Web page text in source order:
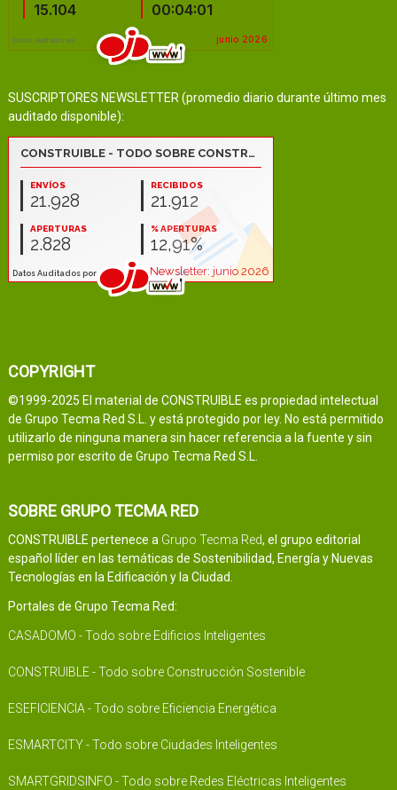
SUSCRIPTORES NEWSLETTER (promedio diario durante último mes
auditado disponible):
COPYRIGHT
©1999-2025 El material de CONSTRUIBLE es propiedad intelectual
de Grupo Tecma Red S.L. y está protegido por ley. No está permitido
utilizarlo de ninguna manera sin hacer referencia a la fuente y sin
permiso por escrito de Grupo Tecma Red S.L.
SOBRE GRUPO TECMA RED
CONSTRUIBLE pertenece a Grupo Tecma Red, el grupo editorial
español líder en las temáticas de Sostenibilidad, Energía y Nuevas
Tecnologías en la Edificación y la Ciudad.
Portales de Grupo Tecma Red:
CASADOMO - Todo sobre Edificios Inteligentes
CONSTRUIBLE - Todo sobre Construcción Sostenible
ESEFICIENCIA - Todo sobre Eficiencia Energética
ESMARTCITY - Todo sobre Ciudades Inteligentes
SMARTGRIDSINFO - Todo sobre Redes Eléctricas Inteligentes